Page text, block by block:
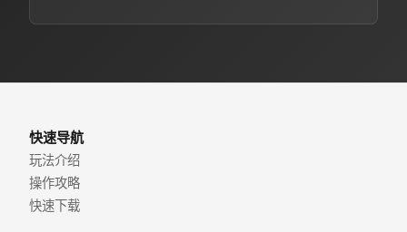
快速导航
玩法介绍
操作攻略
快速下载